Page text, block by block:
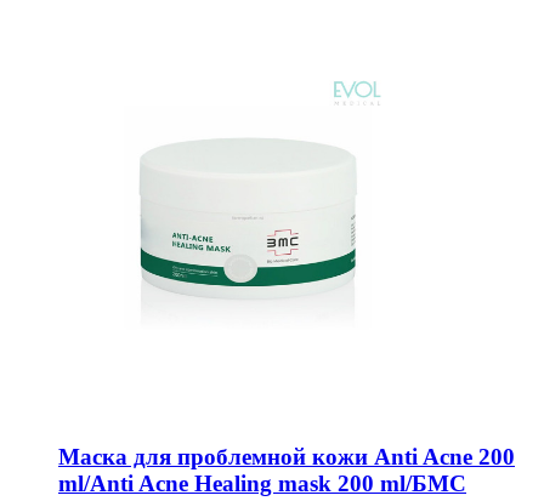
Маска для проблемной кожи Anti Acne 200
ml/Anti Acne Healing mask 200 ml/БМС